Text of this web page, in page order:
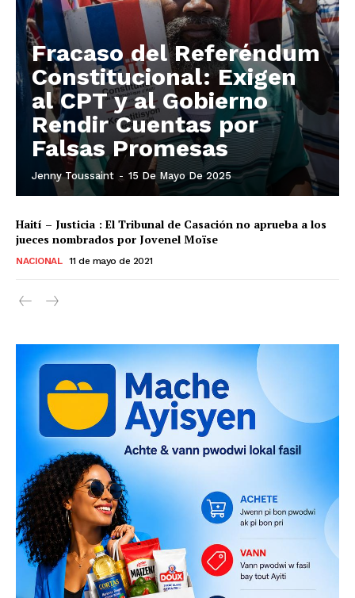
Fracaso del Referéndum
Constitucional: Exigen
al CPT y al Gobierno
Rendir Cuentas por
Falsas Promesas
Jenny Toussaint - 15 De Mayo De 2025
Haití – Justicia : El Tribunal de Casación no aprueba a los
jueces nombrados por Jovenel Moïse
NACIONAL 11 de mayo de 2021